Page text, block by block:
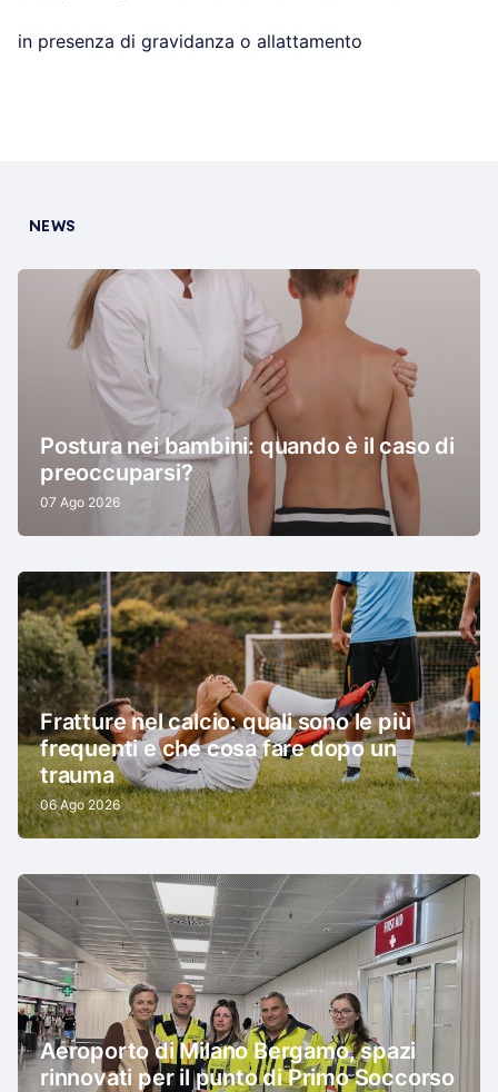
in presenza di gravidanza o allattamento
NEWS
Postura nei bambini: quando è il caso di
preoccuparsi?
07 Ago 2026
Fratture nel calcio: quali sono le più
frequenti e che cosa fare dopo un
trauma
06 Ago 2026
Aeroporto di Milano Bergamo, spazi
rinnovati per il punto di Primo Soccorso